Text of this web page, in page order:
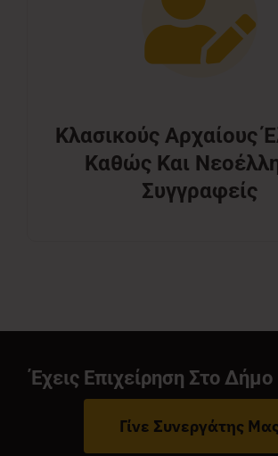
Κλασικούς Αρχαίους
Καθώς Και
Συγγραφείς
Έχεις Επιχείρηση Στο Δήμο
Γίνε Συνεργάτης